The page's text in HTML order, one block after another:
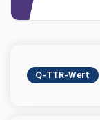
Q-TTR-Wert